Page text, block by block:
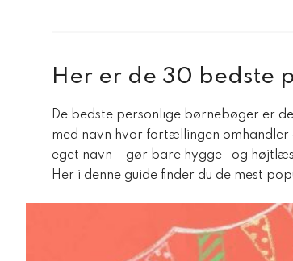
Her er de 30 bedste
De bedste personlige børnebøger er
med navn hvor fortællingen
eget navn – gør bare hygge- og
Her i denne guide finder du de mest